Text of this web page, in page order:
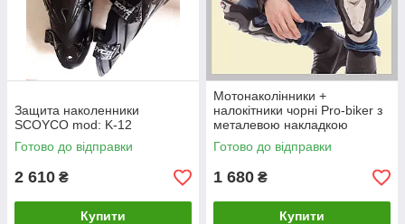
Защита наколенники
SCOYCO mod: K-12
Готово до відправки
2 610 ₴
Купити
Мотонаколінники +
налокітники чорні Pro-biker з
металевою накладкою
Готово до відправки
1 680 ₴
Купити